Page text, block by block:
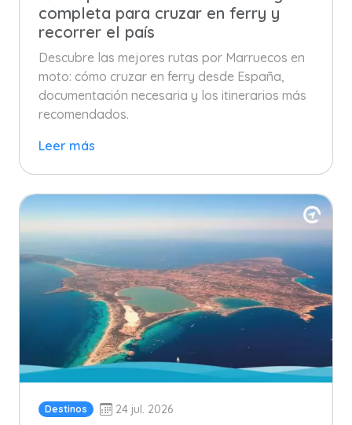
completa para cruzar en ferry y
recorrer el país
Descubre las mejores rutas por Marruecos en
moto: cómo cruzar en ferry desde España,
documentación necesaria y los itinerarios más
recomendados.
Leer más
Destinos 24 jul. 2026